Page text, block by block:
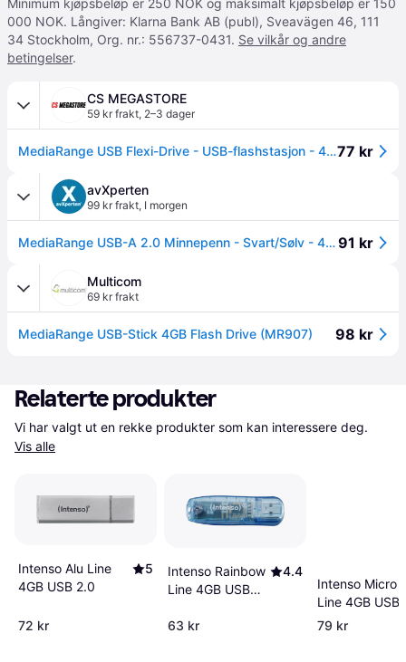
Minimum kjøpsbeløp er 250 NOK og maksimalt kjøpsbeløp er 150
000 NOK. Långiver: Klarna Bank AB (publ), Sveavägen 46, 111
34 Stockholm, Org. nr.: 556737-0431. Se vilkår og andre
betingelser.
CS MEGASTORE
59 kr frakt, 2–3 dager
MediaRange USB Flexi-Drive - USB-flashstasjon - 4 GB - USB 2.077 kr
avXperten
99 kr frakt, I morgen
MediaRange USB-A 2.0 Minnepenn - Svart/Sølv - 4GB91 kr
Multicom
69 kr frakt
MediaRange USB-Stick 4GB Flash Drive (MR907) 98 kr
Relaterte produkter
Vis alle
Intenso Alu Line
4GB USB 2.0
5
72 kr
Intenso Rainbow
Line 4GB USB
4.4
63 kr
Intenso Micro
Line 4GB USB
2.0
79 kr